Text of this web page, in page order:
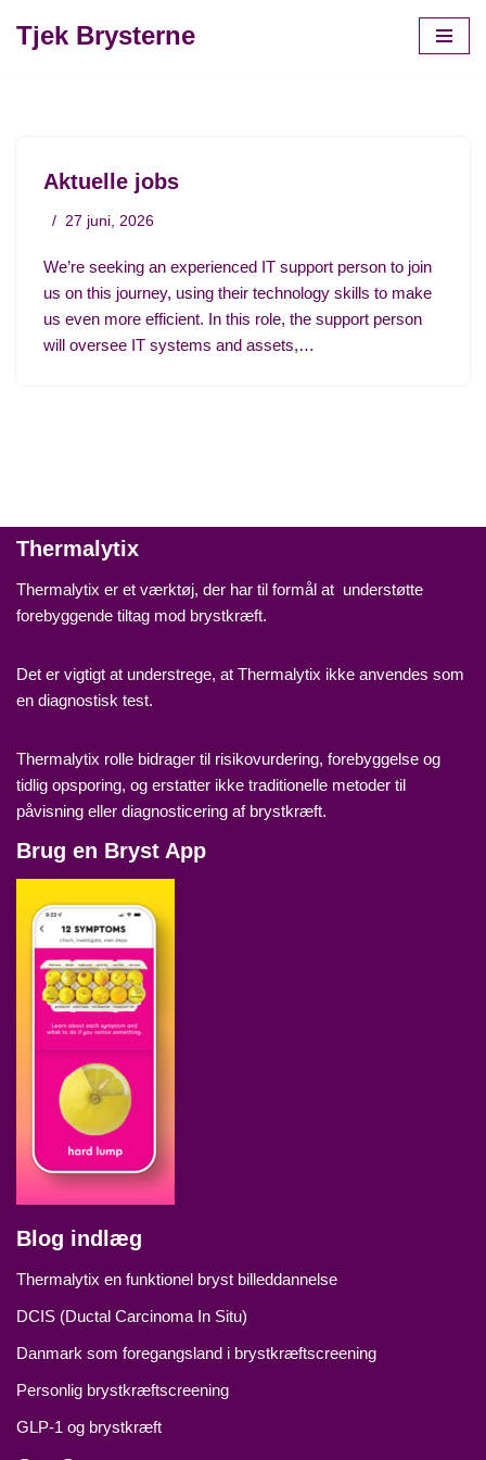
Tjek Brysterne
Aktuelle jobs
27 juni, 2026
We’re seeking an experienced IT support person to join
us on this journey, using their technology skills to make
us even more efficient. In this role, the support person
will oversee IT systems and assets,…
Thermalytix
Thermalytix er et værktøj, der har til formål at understøtte
forebyggende tiltag mod brystkræft.
Det er vigtigt at understrege, at Thermalytix ikke anvendes som
en diagnostisk test.
Thermalytix rolle bidrager til risikovurdering, forebyggelse og
tidlig opsporing, og erstatter ikke traditionelle metoder til
påvisning eller diagnosticering af brystkræft.
Brug en Bryst App
Blog indlæg
Thermalytix en funktionel bryst billeddannelse
DCIS (Ductal Carcinoma In Situ)
Danmark som foregangsland i brystkræftscreening
Personlig brystkræftscreening
GLP‑1 og brystkræft